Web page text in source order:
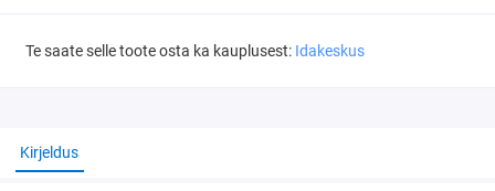
Te saate selle toote osta ka kauplusest: Idakeskus
Kirjeldus